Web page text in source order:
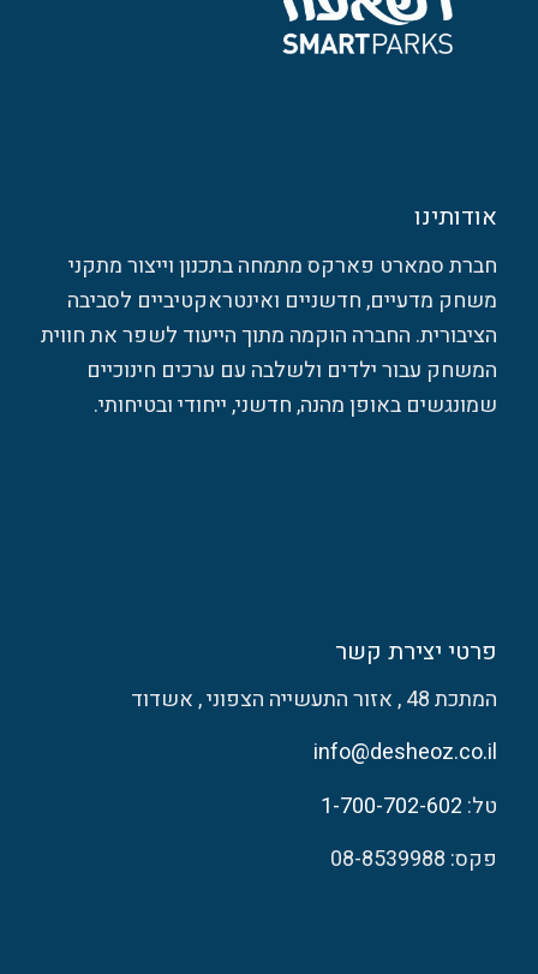
אודותינו
חברת סמארט פארקס מתמחה בתכנון וייצור מתקני
משחק מדעיים, חדשניים ואינטראקטיביים לסביבה
הציבורית. החברה הוקמה מתוך הייעוד לשפר את חווית
המשחק עבור ילדים ולשלבה עם ערכים חינוכיים
שמונגשים באופן מהנה, חדשני, ייחודי ובטיחותי.
פרטי יצירת קשר
המתכת 48 , אזור התעשייה הצפוני , אשדוד
info@desheoz.co.il
טל: 1-700-702-602
פקס: 08-8539988